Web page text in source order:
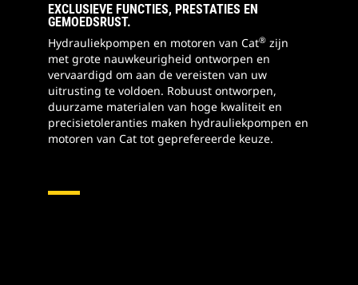
EXCLUSIEVE FUNCTIES, PRESTATIES EN
GEMOEDSRUST.
Hydrauliekpompen en motoren van Cat® zijn
met grote nauwkeurigheid ontworpen en
vervaardigd om aan de vereisten van uw
uitrusting te voldoen. Robuust ontworpen,
duurzame materialen van hoge kwaliteit en
precisietoleranties maken hydrauliekpompen en
motoren van Cat tot geprefereerde keuze.